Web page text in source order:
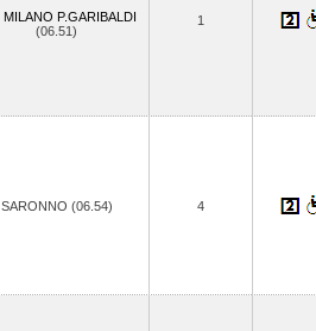
MILANO P.GARIBALDI
(06.51)
1
SARONNO (06.54) 4